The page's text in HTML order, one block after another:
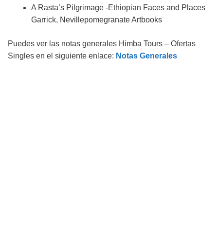
A Rasta’s Pilgrimage -Ethiopian Faces and Places
Garrick, Nevillepomegranate Artbooks
Puedes ver las notas generales Himba Tours – Ofertas
Singles en el siguiente enlace: Notas Generales